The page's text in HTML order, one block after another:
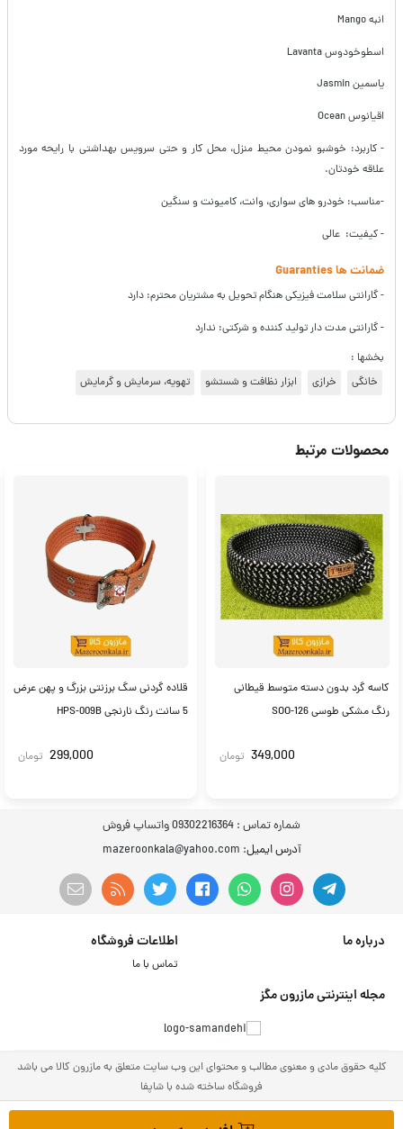
انبه Mango
اسطوخودوس Lavanta
یاسمین Jasmin
اقیانوس Ocean
- کاربرد: خوشبو نمودن محیط منزل، محل کار و حتی سرویس بهداشتی با رایحه مورد
علاقه خودتان.
-مناسب: خودرو های سواری، وانت، کامیونت و سنگین
- کیفیت: عالی
ضمانت ها Guaranties
- گارانتی سلامت فیزیکی هنگام تحویل به مشتریان محترم: دارد
- گارانتی مدت دار تولید کننده و شرکتی: ندارد
بخشها :
خانگی
خرازی ابزار نظافت و شستشو تهویه، سرمایش و گرمایش
محصولات مرتبط
کاسه گرد بدون دسته متوسط قیطانی
رنگ مشکی طوسی SOO-126
349,000 تومان
قلاده گردنی سگ برزنتی بزرگ و پهن عرض
5 سانت رنگ نارنجی HPS-009B
299,000 تومان
شماره تماس : 09302216364 واتساپ فروش
آدرس ایمیل: mazeroonkala@yahoo.com
درباره ما اطلاعات فروشگاه
تماس با ما
مجله اینترنتی مازرون مگز
کلیه حقوق مادی و معنوی مطالب و محتوای این وب سایت متعلق به مازرون کالا می باشد
فروشگاه ساخته شده با شاپفا